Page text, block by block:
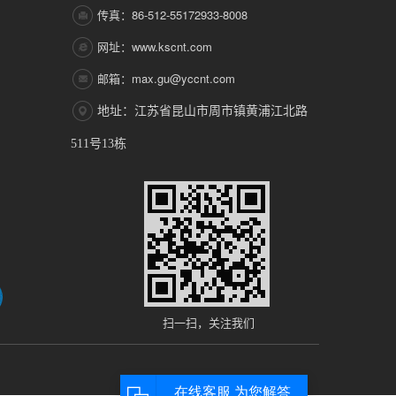
传真：86-512-55172933-8008
网址：www.kscnt.com
邮箱：max.gu@yccnt.com
地址：江苏省昆山市周市镇黄浦江北路
511号13栋
扫一扫，关注我们